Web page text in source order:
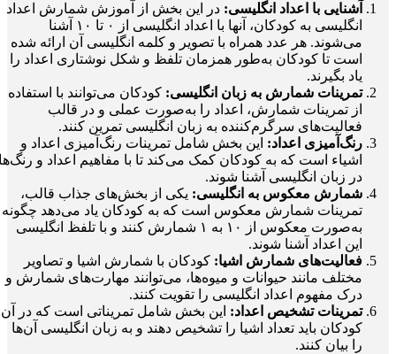
آشنایی با اعداد انگلیسی: در این بخش از آموزش شمارش اعداد
انگلیسی به کودکان، آنها با اعداد انگلیسی از ۰ تا ۱۰ آشنا
می‌شوند. هر عدد همراه با تصویر و کلمه انگلیسی آن ارائه شده
است تا کودکان به‌طور همزمان تلفظ و شکل نوشتاری اعداد را
یاد بگیرند.
تمرینات شمارش به زبان انگلیسی: کودکان می‌توانند با استفاده
از تمرینات شمارش، اعداد را به‌صورت عملی و در قالب
فعالیت‌های سرگرم‌کننده به زبان انگلیسی تمرین کنند.
رنگ‌آمیزی اعداد: این بخش شامل تمرینات رنگ‌آمیزی اعداد و
اشیاء است که به کودکان کمک می‌کند تا با مفاهیم اعداد و
در زبان انگلیسی آشنا شوند.
شمارش معکوس به انگلیسی: یکی از بخش‌های جذاب قالب،
تمرینات شمارش معکوس است که به کودکان یاد می‌دهد چگونه
به‌صورت معکوس از ۱۰ به ۱ شمارش کنند و با تلفظ انگلیسی
این اعداد آشنا شوند.
فعالیت‌های شمارش اشیا: کودکان با شمارش اشیا و تصاویر
مختلف مانند حیوانات و میوه‌ها، می‌توانند مهارت‌های شمارش و
درک مفهوم اعداد انگلیسی را تقویت کنند.
تمرینات تشخیص اعداد: این بخش شامل تمریناتی است که در آن
کودکان باید تعداد اشیا را تشخیص دهند و به زبان انگلیسی آن‌ها
را بیان کنند.